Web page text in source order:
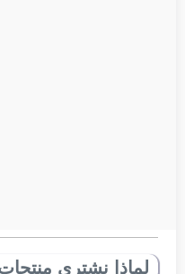
لماذا نشتري